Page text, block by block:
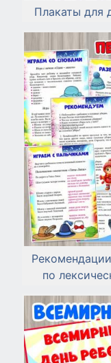
Плакаты для
по